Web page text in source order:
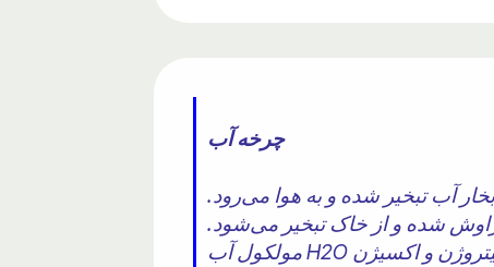
چرخه آب
آب تبخیر شده و به هوا می‌رود.
شده و از خاک تبخیر می‌شود.
مولکول آب H2O جرم مولکولی کمتری نسبت به اجزای اصلی جو، نیتروژن و اکسیژن، N2 و O2، دارد ، از این رو چگالی کمتری